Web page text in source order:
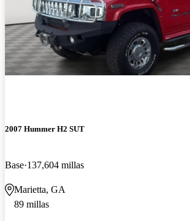
2007 Hummer H2 SUT
Base 137,604 millas
Marietta, GA
89 millas